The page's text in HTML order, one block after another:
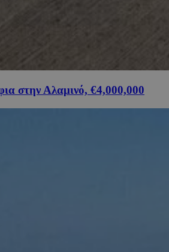
στην Αλαμινό, €4,000,000